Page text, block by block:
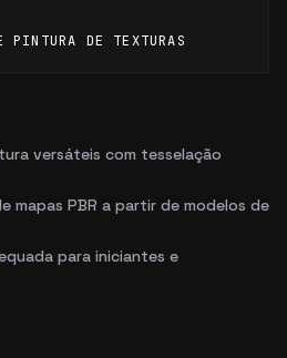
DE TEXTURAS
versáteis com tesselação
mapas PBR a partir de modelos de
para iniciantes e